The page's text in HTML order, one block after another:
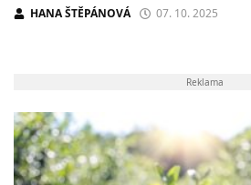
HANA ŠTĚPÁNOVÁ 07. 10. 2025
Reklama